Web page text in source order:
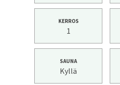
KERROS
1
SAUNA
Kyllä